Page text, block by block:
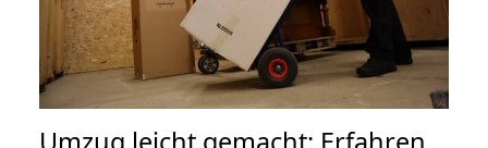
Umzug leicht gemacht: Erfahren